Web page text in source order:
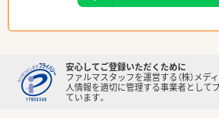
安心してご登録いただくために
ファルマスタッフを運営する（株）メデ
人情報を適切に管理する事業者として
ています。